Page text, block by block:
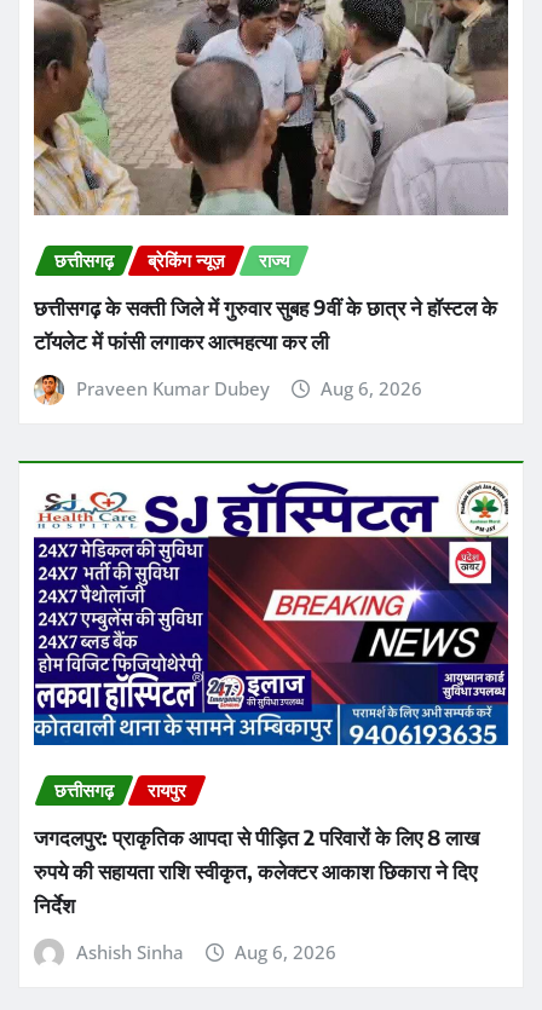
छत्तीसगढ़ ब्रेकिंग न्यूज़ राज्य
छत्तीसगढ़ के सक्ती जिले में गुरुवार सुबह 9वीं के छात्र ने हॉस्टल के
टॉयलेट में फांसी लगाकर आत्महत्या कर ली
Praveen Kumar Dubey Aug 6, 2026
छत्तीसगढ़ रायपुर
जगदलपुर: प्राकृतिक आपदा से पीड़ित 2 परिवारों के लिए 8 लाख
रुपये की सहायता राशि स्वीकृत, कलेक्टर आकाश छिकारा ने दिए
निर्देश
Ashish Sinha